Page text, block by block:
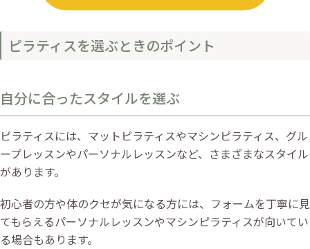
ピラティスを選ぶときのポイント
自分に合ったスタイルを選ぶ
ピラティスには、マットピラティスやマシンピラティス、グル
ープレッスンやパーソナルレッスンなど、さまざまなスタイル
があります。
初心者の方や体のクセが気になる方には、フォームを丁寧に見
てもらえるパーソナルレッスンやマシンピラティスが向いてい
る場合もあります。